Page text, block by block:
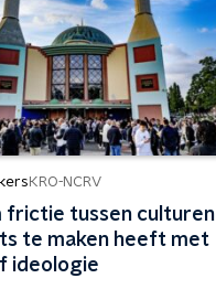
KRO-NCRV
frictie tussen culturen
te maken heeft met
ideologie